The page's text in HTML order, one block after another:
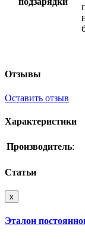
Отзывы
Оставить отзыв
Характеристики
Производитель:
Статьи
x
Эталон